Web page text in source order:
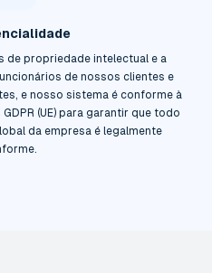
de propriedade intelectual e a
de nossos clientes e
e nosso sistema é conforme à
(UE) para garantir que todo
da empresa é legalmente